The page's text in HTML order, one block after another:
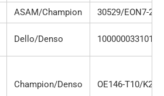
ASAM/Champion 30529/EON7-286
Dello/Denso
Champion/Denso OE146-T10/